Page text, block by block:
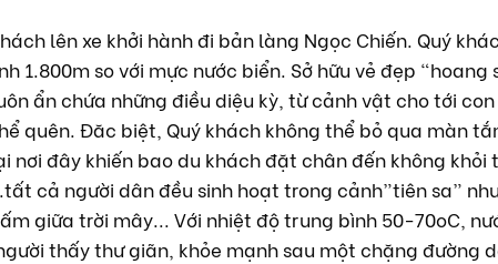
lên xe khởi hành đi bản làng Ngọc Chiến. Quý
1.800m so với mực nước biển. Sở hữu vẻ đẹp
ẩn chứa những điều diệu kỳ, từ cảnh vật cho tới
quên. Đăc biệt, Quý khách không thể bỏ qua màn
nơi đây khiến bao du khách đặt chân đến không
cả người dân đều sinh hoạt trong cảnh”tiên sa”
giữa trời mây... Với nhiệt độ trung bình 50-70oC,
thấy thư giãn, khỏe mạnh sau một chặng đường